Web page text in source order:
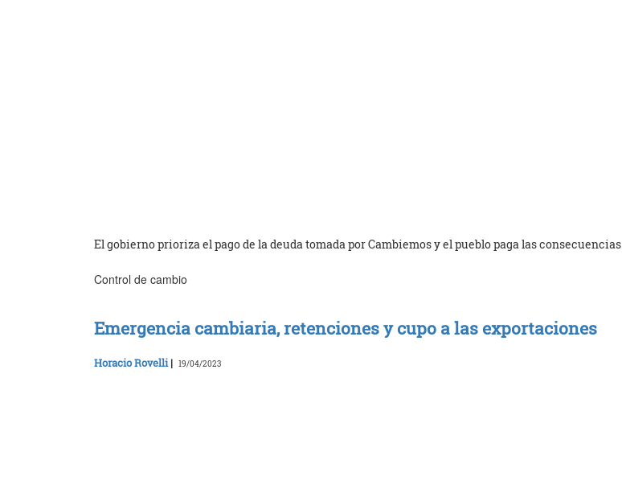
El gobierno prioriza el pago de la deuda tomada por Cambiemos y el pueblo paga las consecuencias
Control de cambio
Emergencia cambiaria, retenciones y cupo a las exportaciones
Horacio Rovelli| 19/04/2023